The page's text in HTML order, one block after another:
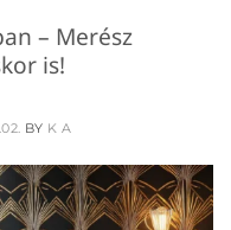
– Merész
is!
BY K A